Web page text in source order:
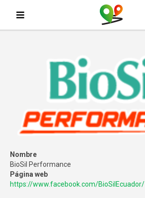
Nombre
BioSil Performance
Página web
https://www.facebook.com/BioSilEcuador/